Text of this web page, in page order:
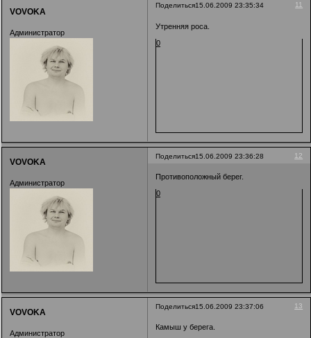
Поделиться 11
15.06.2009 23:35:34
VOVOKA
Администратор
Утренняя роса.
0
Поделиться 12
15.06.2009 23:36:28
VOVOKA
Администратор
Противоположный берег.
0
Поделиться 13
15.06.2009 23:37:06
VOVOKA
Администратор
Камыш у берега.